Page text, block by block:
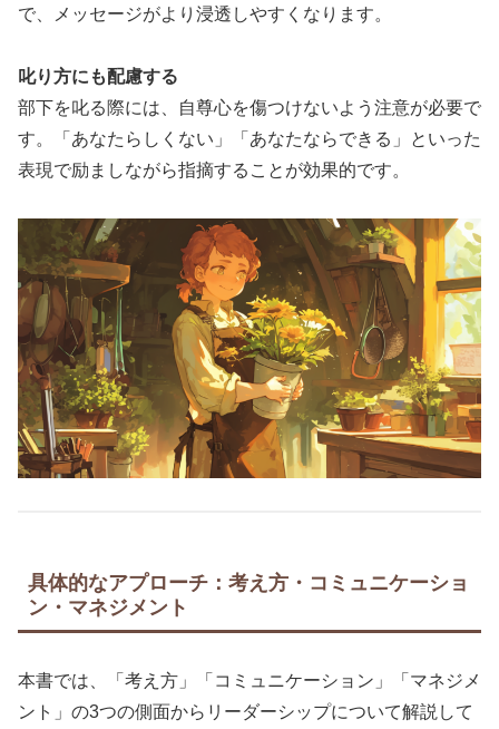
で、メッセージがより浸透しやすくなります。
叱り方にも配慮する
部下を叱る際には、自尊心を傷つけないよう注意が必要で
す。「あなたらしくない」「あなたならできる」といった
表現で励ましながら指摘することが効果的です。
具体的なアプローチ：考え方・コミュニケーショ
ン・マネジメント
本書では、「考え方」「コミュニケーション」「マネジメ
ント」の3つの側面からリーダーシップについて解説して